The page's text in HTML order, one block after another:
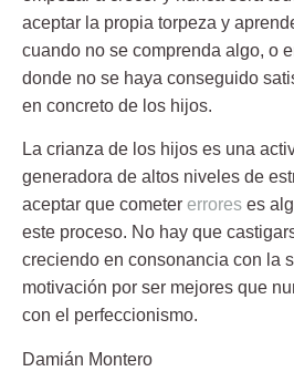
aceptar la propia torpeza y
cuando no se comprenda algo, o
donde no se haya conseguido
en concreto de los hijos.
La crianza de los hijos es una
generadora de altos niveles de
aceptar que cometer errores es
este proceso. No hay que
creciendo en consonancia con la
motivación por ser mejores que
con el perfeccionismo.
Damián Montero